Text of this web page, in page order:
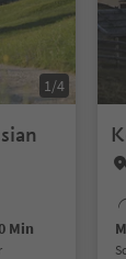
1/4
Min